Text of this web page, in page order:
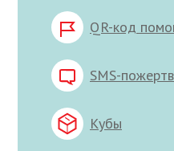
QR-код
SMS-
Кубы